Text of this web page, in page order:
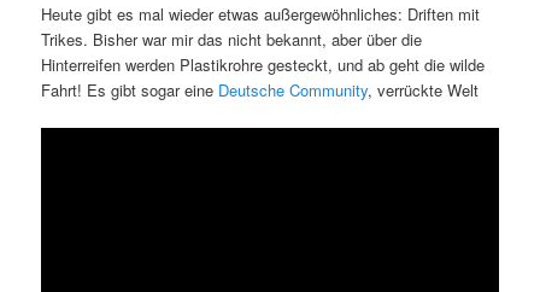
Heute gibt es mal wieder etwas außergewöhnliches: Driften mit
Trikes. Bisher war mir das nicht bekannt, aber über die
Hinterreifen werden Plastikrohre gesteckt, und ab geht die wilde
Fahrt! Es gibt sogar eine Deutsche Community, verrückte Welt